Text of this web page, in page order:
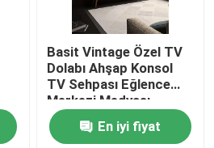
Basit Vintage Özel TV
Dolabı Ahşap Konsol
TV Sehpası Eğlence
Merkezi Medyası
En iyi fiyat